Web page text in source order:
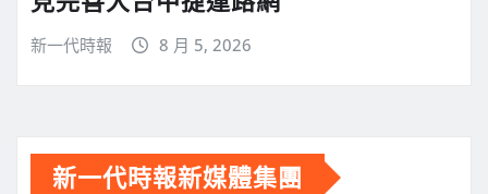
新一代時報 8 月 5, 2026
新一代時報新媒體集團